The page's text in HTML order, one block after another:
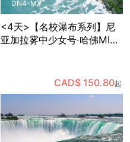
DN4-MY
<4天>【名校瀑布系列】尼
亚加拉雾中少女号·哈佛MIT
标三连拍，费城独立宫与自
由钟打卡，纽约往返
CAD$ 150.80起